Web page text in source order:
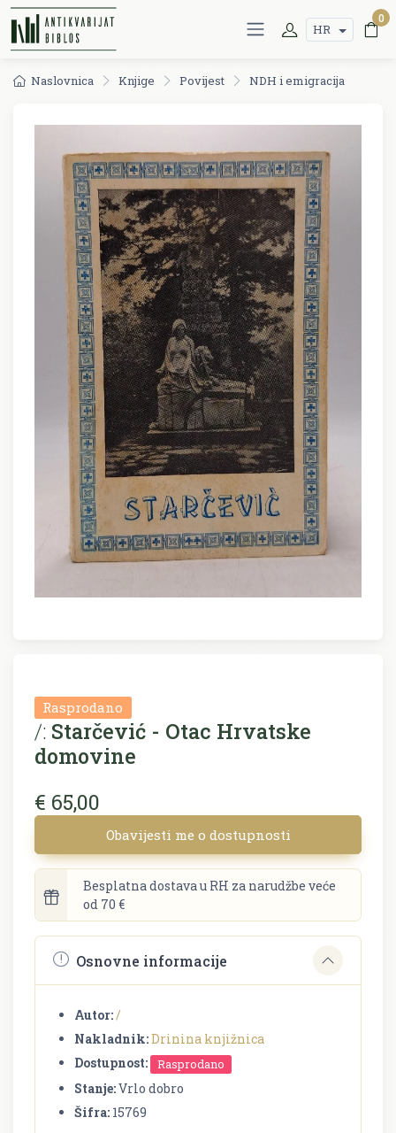
HR
0
Naslovnica Knjige Povijest NDH i emigracija
Rasprodano
/: Starčević - Otac Hrvatske
domovine
€ 65,00
Obavijesti me o dostupnosti
Besplatna dostava u RH za narudžbe veće
od 70 €
Osnovne informacije
Autor:/
Nakladnik:Drinina knjižnica
Dostupnost:
Rasprodano
Stanje:Vrlo dobro
Šifra: 15769